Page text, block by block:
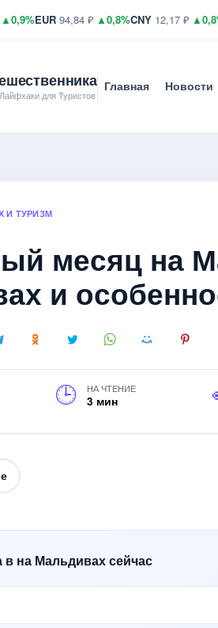
▲0,9%EUR 94,84 ₽ ▲0,8%CNY 12,17 ₽
для Туристов
Главная Новости
И ТУРИЗМ
месяц на
и
НА ЧТЕНИЕ
3 мин
в на Мальдивах сейчас